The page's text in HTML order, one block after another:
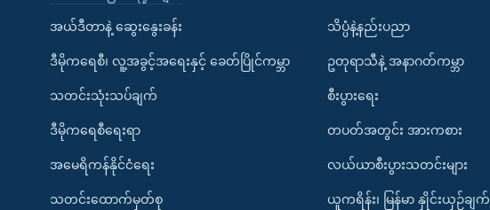
အယ်ဒီတာနဲ့ ဆွေးနွေးခန်း
ဒီမိုကရေစီ၊ လူ့အခွင့်အရေးနှင့် ခေတ်ပြိုင်ကမ္ဘာ
သတင်းသုံးသပ်ချက်
ဒီမိုကရေစီရေးရာ
အမေရိကန်နိုင်ငံရေး
သတင်းထောက်မှတ်စု
သိပ္ပံနဲ့နည်းပညာ
ဥတုရာသီနဲ့ အနာဂတ်ကမ္ဘာ
စီးပွားရေး
တပတ်အတွင်း အားကစား
လယ်ယာစီးပွားသတင်းများ
ယူကရိန်း၊ မြန်မာ နှိုင်းယှဉ်ချက်